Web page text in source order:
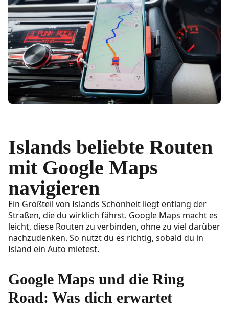
Islands beliebte Routen
mit Google Maps
navigieren
Ein Großteil von Islands Schönheit liegt entlang der
Straßen, die du wirklich fährst. Google Maps macht es
leicht, diese Routen zu verbinden, ohne zu viel darüber
nachzudenken. So nutzt du es richtig, sobald du in
Island ein Auto mietest.
Google Maps und die Ring
Road: Was dich erwartet